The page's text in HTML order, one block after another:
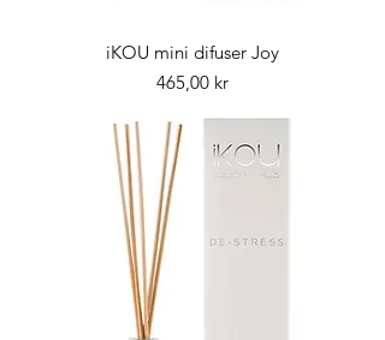
iKOU mini difuser Joy
Pris
465,00 kr